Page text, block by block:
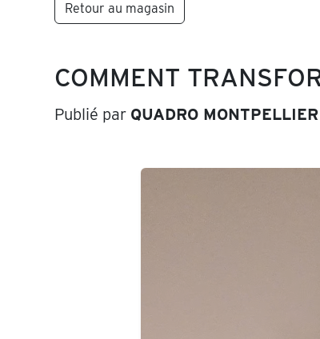
Retour au magasin
COMMENT
Publié par QUADRO MONTPELLIER